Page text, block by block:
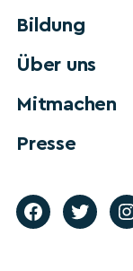
Bildung
Über uns
Mitmachen
Presse